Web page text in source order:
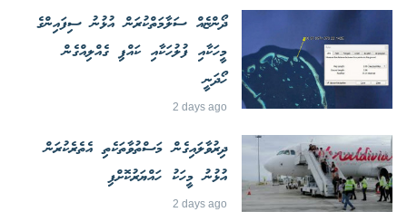
ދޯންޏެއް ސަލާމަތްކުރަން އުޅުނު ސިފައިންގެ
މީހަކާއި ފުލުހަކާއި ކައްޕި ގެއްލިއްގެން
ހޯދަނީ
2 days ago
ދިރުވާލައިގެން މަސްތުވާތަކެތި އެތެރެކުރަން
އުޅުނު މީހަކު ހައްޔަރުކޮށްފި
2 days ago